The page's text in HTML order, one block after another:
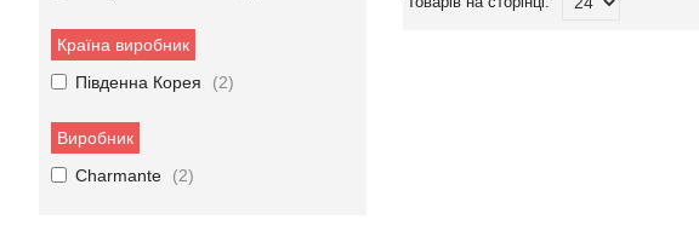
Країна виробник
Південна Корея
2
Виробник
Charmante
2